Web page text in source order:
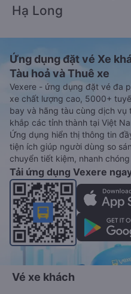
Hạ Long
Ứng dụng đặt vé Xe
Tàu hoả và Thuê xe
Vexere - ứng dụng đặt vé đa
xe chất lượng cao, 5000+
bay và hãng tàu cùng dịch vụ
khắp các tỉnh thành tại Việt
Ứng dụng hiển thị thông tin
tiện ích giúp người dùng so
chuyển tiết kiệm, nhanh
Tải ứng dụng Vexere
Vé xe khách